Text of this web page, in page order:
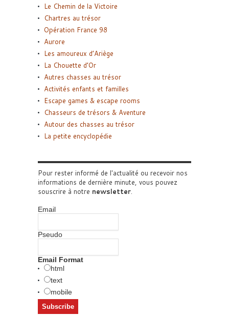
Le Chemin de la Victoire
Chartres au trésor
Opération France 98
Aurore
Les amoureux d’Ariège
La Chouette d’Or
Autres chasses au trésor
Activités enfants et familles
Escape games & escape rooms
Chasseurs de trésors & Aventure
Autour des chasses au trésor
La petite encyclopédie
Pour rester informé de l'actualité ou recevoir nos
informations de dernière minute, vous pouvez
souscrire à notre newsletter.
Email
Pseudo
Email Format
html
text
mobile